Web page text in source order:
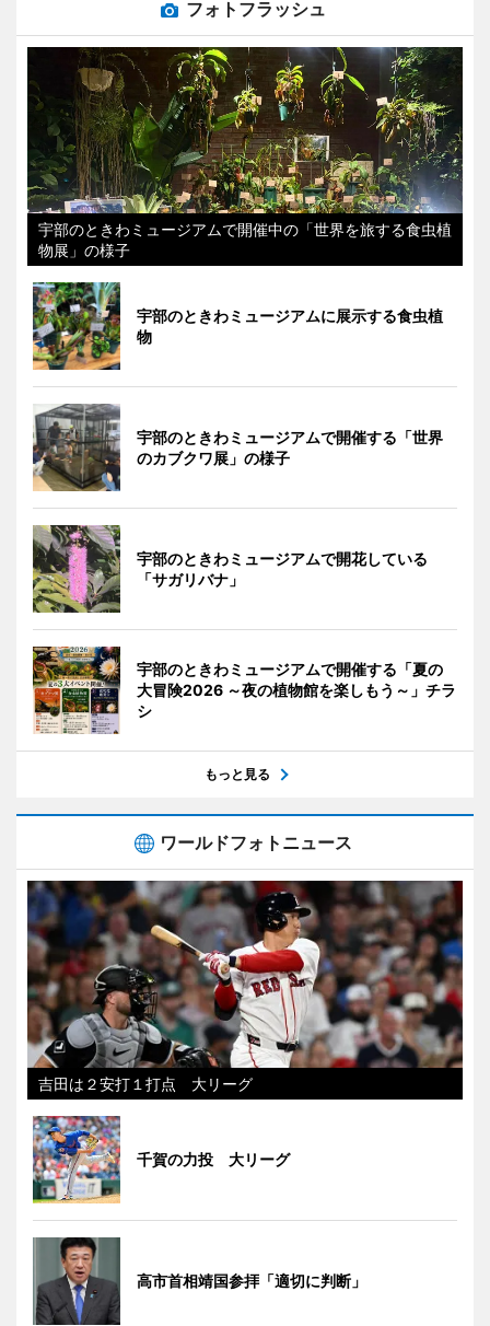
フォトフラッシュ
宇部のときわミュージアムで開催中の「世界を旅する食虫植
物展」の様子
宇部のときわミュージアムに展示する食虫植
物
宇部のときわミュージアムで開催する「世界
のカブクワ展」の様子
宇部のときわミュージアムで開花している
「サガリバナ」
宇部のときわミュージアムで開催する「夏の
大冒険2026 ～夜の植物館を楽しもう～」チラ
シ
もっと見る
ワールドフォトニュース
吉田は２安打１打点 大リーグ
千賀の力投 大リーグ
高市首相靖国参拝「適切に判断」